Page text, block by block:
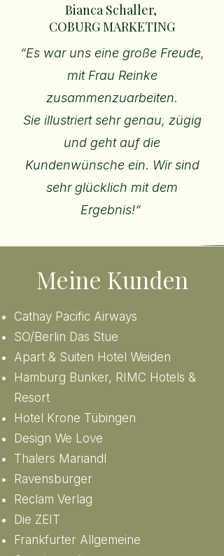
Bianca Schaller,
COBURG MARKETING
“Es war uns eine große Freude,
mit Frau Reinke
zusammenzuarbeiten.
Sie illustriert sehr genau, zügig
und geht auf die
Kundenwünsche ein. Wir sind
sehr glücklich mit dem
Ergebnis!“
Meine Kunden
Cathay Pacific Airways
SO/Berlin Das Stue
Apart & Suiten Hotel Weiden
Hamburg Bunker, RIMC Hotels &
Resort
Hotel Krone Tübingen
Design We Love
Thalers Mariandl
Ravensburger
Reclam Verlag
Die ZEIT
Frankfurter Allgemeine